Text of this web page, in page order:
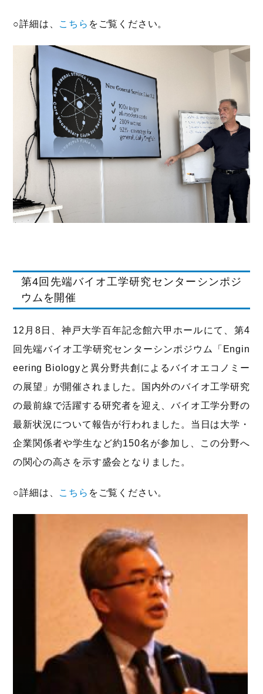
○詳細は、 こちら をご覧ください。
第4回先端バイオ工学研究センターシンポジ
ウムを開催
12月8日、神戸大学百年記念館六甲ホールにて、第4
回先端バイオ工学研究センターシンポジウム「Engin
eering Biologyと異分野共創によるバイオエコノミー
の展望」が開催されました。国内外のバイオ工学研究
の最前線で活躍する研究者を迎え、バイオ工学分野の
最新状況について報告が行われました。当日は大学・
企業関係者や学生など約150名が参加し、この分野へ
の関心の高さを示す盛会となりました。
○詳細は、 こちら をご覧ください。